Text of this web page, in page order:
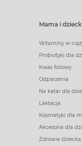
Mama i
Witaminy w
Probiotyki dla
Kwas foliowy
Odparzenia
Na katar dla
Laktacja
Kosmetyki dla
Akcesoria dla
Zdrowie dziecka